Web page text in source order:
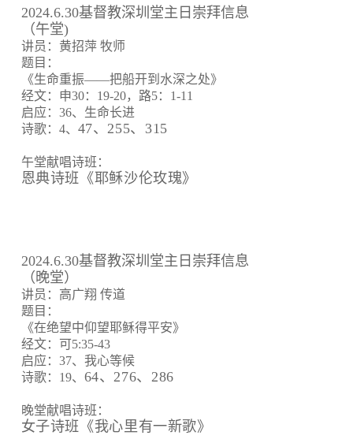
2024.6.30基督教深圳堂主日崇拜信息
（午堂)
讲员：黄招萍 牧师
题目：
《生命重振——把船开到水深之处》
经文：申30：19-20，路5：1-11
启应：36、生命长进
诗歌：4、 47、255、315
午堂献唱诗班：
恩典诗班《耶稣沙伦玫瑰》
2024.6.30基督教深圳堂主日崇拜信息
（晚堂）
讲员：高广翔 传道
题目：
《在绝望中仰望耶稣得平安》
经文：可5:35-43
启应：37、我心等候
诗歌：19、 64、 276、 286
晚堂献唱诗班：
女子诗班《我心里有一新歌》